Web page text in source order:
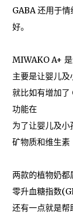
GABA 还用于
好。
MIWAKO A+
主要是让婴儿
就比如有增加
功能在
为了让婴儿及
矿物质和维生素
两款的植物奶都
零升血糖指数
还有一点就是帮